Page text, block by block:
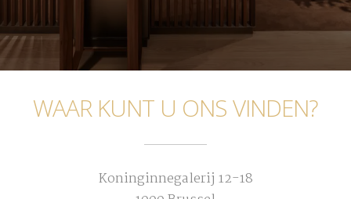
WAAR KUNT U ONS VINDEN?
Koninginnegalerij 12-18